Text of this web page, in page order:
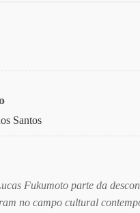
Santos
Fukumoto parte da
no campo cultural